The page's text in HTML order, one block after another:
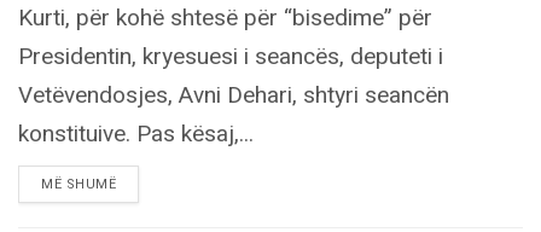
Kurti, për kohë shtesë për “bisedime” për
Presidentin, kryesuesi i seancës, deputeti i
Vetëvendosjes, Avni Dehari, shtyri seancën
konstituive. Pas kësaj,...
MË SHUMËDETAILS